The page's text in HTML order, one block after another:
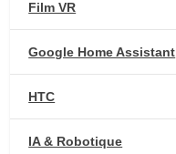
Film VR
Google Home Assistant
HTC
IA & Robotique